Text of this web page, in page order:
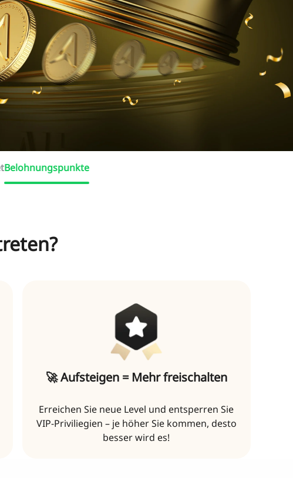
Belohnungspunkte
🚀 Aufsteigen = Mehr freischalten
Erreichen Sie neue Level und entsperren Sie
VIP-Priviliegien – je höher Sie kommen, desto
besser wird es!